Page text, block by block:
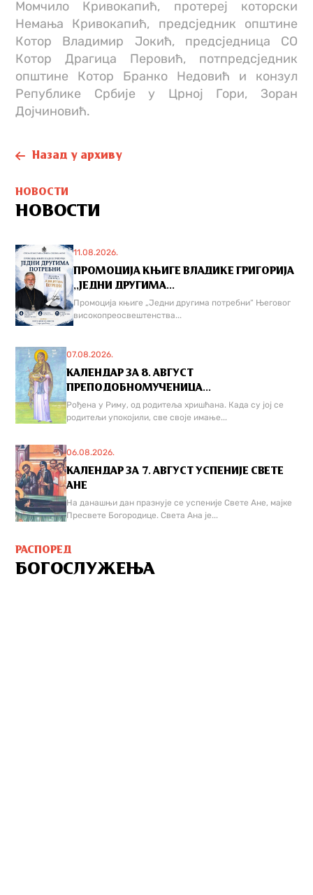
Момчило Кривокапић, протереј которски
Немања Кривокапић, предсједник општине
Котор Владимир Јокић, предсједница СО
Котор Драгица Перовић, потпредсједник
општине Котор Бранко Недовић и конзул
Републике Србије у Црној Гори, Зоран
Дојчиновић.
Назад у архиву
НОВОСТИ
НОВОСТИ
11.08.2026.
ПРОМОЦИЈА КЊИГЕ ВЛАДИКЕ ГРИГОРИЈА
,,ЈЕДНИ ДРУГИМА...
Промоција књиге „Једни другима потребни“ Његовог
високопреосвештенства...
07.08.2026.
КАЛЕНДАР ЗА 8. АВГУСТ
ПРЕПОДОБНОМУЧЕНИЦА...
Рођена у Риму, од родитеља хришћана. Када су јој се
родитељи упокојили, све своје имање...
06.08.2026.
КАЛЕНДАР ЗА 7. АВГУСТ УСПЕНИЈЕ СВЕТЕ
АНЕ
На данашњи дан празнује се успеније Свете Ане, мајке
Пресвете Богородице. Света Ана је...
РАСПОРЕД
БОГОСЛУЖЕЊА